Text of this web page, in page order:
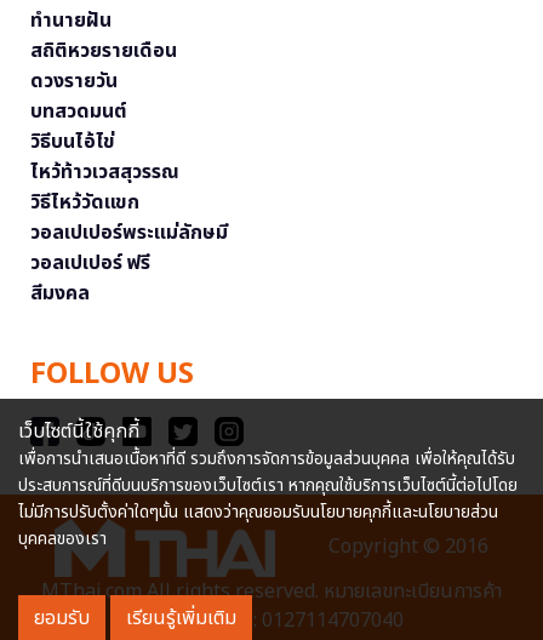
ทำนายฝัน
สถิติหวยรายเดือน
ดวงรายวัน
บทสวดมนต์
วิธีบนไอ้ไข่
ไหว้ท้าวเวสสุวรรณ
วิธีไหว้วัดแขก
วอลเปเปอร์พระแม่ลักษมี
วอลเปเปอร์ ฟรี
สีมงคล
FOLLOW US
Copyright © 2016
MThai.com All rights reserved. หมายเลขทะเบียนการค้า
อิเล็กทรอนิกส์ : 0127114707040
เว็บไซต์นี้ใช้คุกกี้
เพื่อการนำเสนอเนื้อหาที่ดี รวมถึงการจัดการข้อมูลส่วนบุคคล เพื่อให้คุณได้รับ
ประสบการณ์ที่ดีบนบริการของเว็บไซต์เรา หากคุณใช้บริการเว็บไซต์นี้ต่อไปโดย
ไม่มีการปรับตั้งค่าใดๆนั้น แสดงว่าคุณยอมรับนโยบายคุกกี้และนโยบายส่วน
บุคคลของเรา
ยอมรับ เรียนรู้เพิ่มเติม